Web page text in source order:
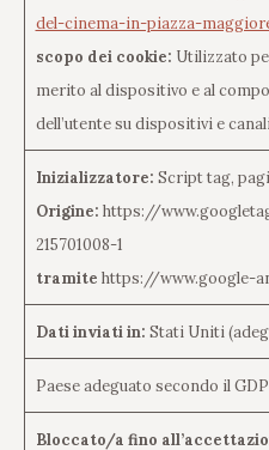
del-cinema-in-piazza-
scopo dei cookie: Utilizzato
merito al dispositivo e al
dell’utente su dispositivi e
Inizializzatore: Script tag,
Origine: https://
215701008-1
tramite https://www.google-
Dati inviati in: Stati Uniti
Paese adeguato secondo il
Bloccato/a fino